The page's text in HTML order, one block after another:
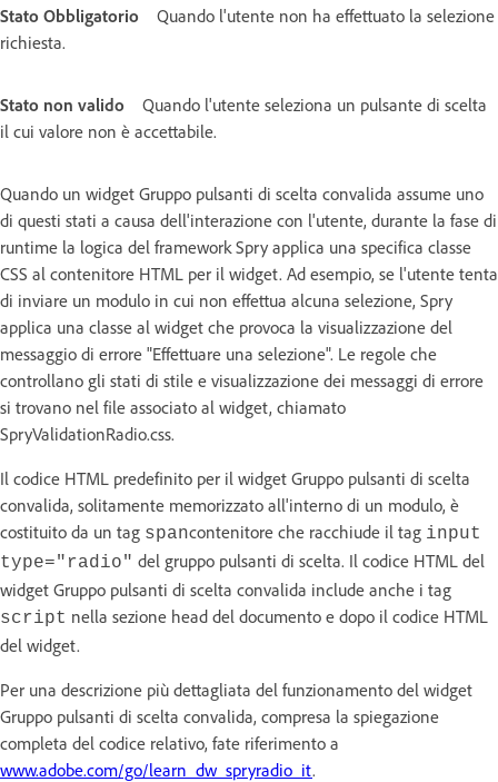
Stato Obbligatorio
Quando l'utente non ha effettuato la selezione
richiesta.
Stato non valido
Quando l'utente seleziona un pulsante di scelta
il cui valore non è accettabile.
Quando un widget Gruppo pulsanti di scelta convalida assume uno
di questi stati a causa dell'interazione con l'utente, durante la fase di
runtime la logica del framework Spry applica una specifica classe
CSS al contenitore HTML per il widget. Ad esempio, se l'utente tenta
di inviare un modulo in cui non effettua alcuna selezione, Spry
applica una classe al widget che provoca la visualizzazione del
messaggio di errore "Effettuare una selezione". Le regole che
controllano gli stati di stile e visualizzazione dei messaggi di errore
si trovano nel file associato al widget, chiamato
SpryValidationRadio.css.
Il codice HTML predefinito per il widget Gruppo pulsanti di scelta
convalida, solitamente memorizzato all'interno di un modulo, è
costituito da un tag spancontenitore che racchiude il tag input
type="radio" del gruppo pulsanti di scelta. Il codice HTML del
widget Gruppo pulsanti di scelta convalida include anche i tag
script nella sezione head del documento e dopo il codice HTML
del widget.
Per una descrizione più dettagliata del funzionamento del widget
Gruppo pulsanti di scelta convalida, compresa la spiegazione
completa del codice relativo, fate riferimento a
www.adobe.com/go/learn_dw_spryradio_it.